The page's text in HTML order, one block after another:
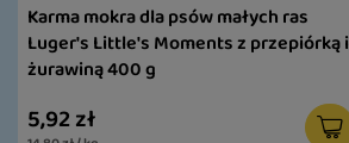
Karma mokra dla psów małych ras
Luger's Little's Moments z przepiórką i
żurawiną 400 g
5,92 zł